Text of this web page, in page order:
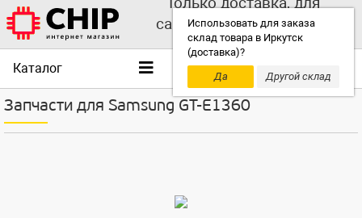
Использовать для заказа
склад товара в Иркутск
(доставка)?
Да
Другой склад
самовывоза выбирайте
другой склад!
Каталог
Запчасти для Samsung GT-E1360